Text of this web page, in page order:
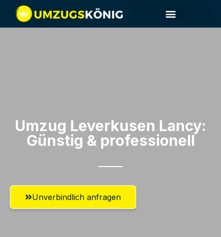
Umzug Leverkusen​ Lancy:
Günstig & professionell​
Unverbindlich anfragen